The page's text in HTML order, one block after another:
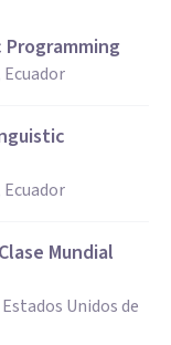
Mundial
Unidos de